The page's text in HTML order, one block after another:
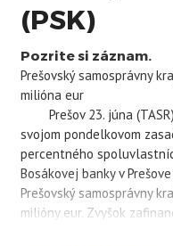
(PSK)
Pozrite si záznam.
Prešovský samosprávny
milióna eur
Prešov 23. júna
svojom pondelkovom
percentného
Bosákovej banky v
Prešovský samosprávny
milióny eur. Zvyšok